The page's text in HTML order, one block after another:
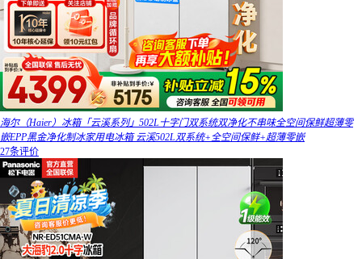
海尔（Haier）冰箱「云溪系列」502L十字门双系统双净化不串味全空间保鲜超薄零
嵌EPP黑金净化制冰家用电冰箱 云溪502L双系统+全空间保鲜+超薄零嵌
27条评价